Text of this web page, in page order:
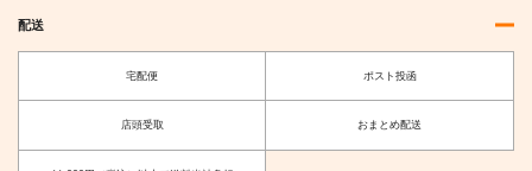
配送
宅配便 ポスト投函
店頭受取 おまとめ配送